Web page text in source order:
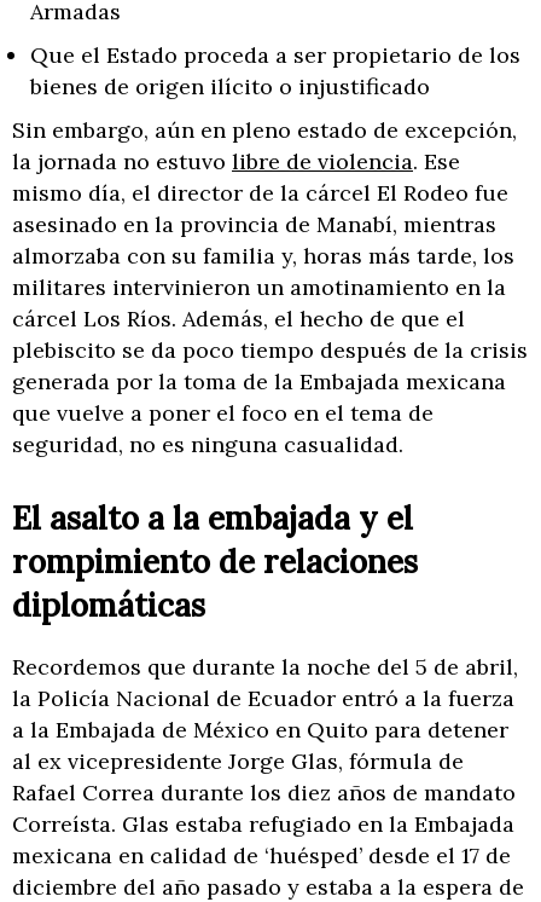
Armadas
Que el Estado proceda a ser propietario de los
bienes de origen ilícito o injustificado
Sin embargo, aún en pleno estado de excepción,
la jornada no estuvo libre de violencia. Ese
mismo día, el director de la cárcel El Rodeo fue
asesinado en la provincia de Manabí, mientras
almorzaba con su familia y, horas más tarde, los
militares intervinieron un amotinamiento en la
cárcel Los Ríos. Además, el hecho de que el
plebiscito se da poco tiempo después de la crisis
generada por la toma de la Embajada mexicana
que vuelve a poner el foco en el tema de
seguridad, no es ninguna casualidad.
El asalto a la embajada y el
rompimiento de relaciones
diplomáticas
Recordemos que durante la noche del 5 de abril,
la Policía Nacional de Ecuador entró a la fuerza
a la Embajada de México en Quito para detener
al ex vicepresidente Jorge Glas, fórmula de
Rafael Correa durante los diez años de mandato
Correísta. Glas estaba refugiado en la Embajada
mexicana en calidad de ‘huésped’ desde el 17 de
diciembre del año pasado y estaba a la espera de